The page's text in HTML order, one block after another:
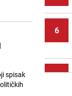
spisak
6
7